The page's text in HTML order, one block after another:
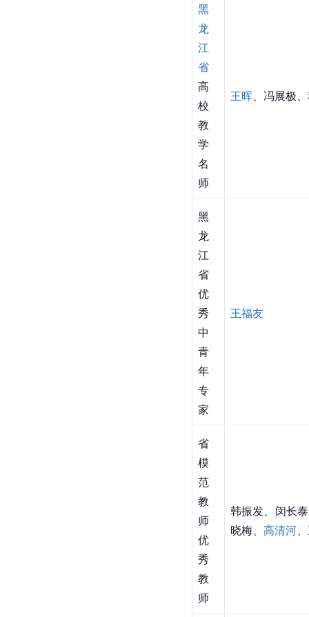
黑
龙
江
省
高
校
教
学
名
师
王晖、冯展极
黑
龙
江
省
优
秀
中
青
年
专
家
王福友
省
模
范
教
师
优
秀
教
师
韩振发、闵长
晓梅、 高清河